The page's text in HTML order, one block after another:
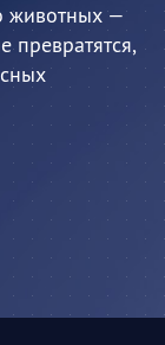
животных —
превратятся,